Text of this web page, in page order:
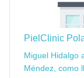
PielClinic
Miguel Hidalgo
Méndez, como